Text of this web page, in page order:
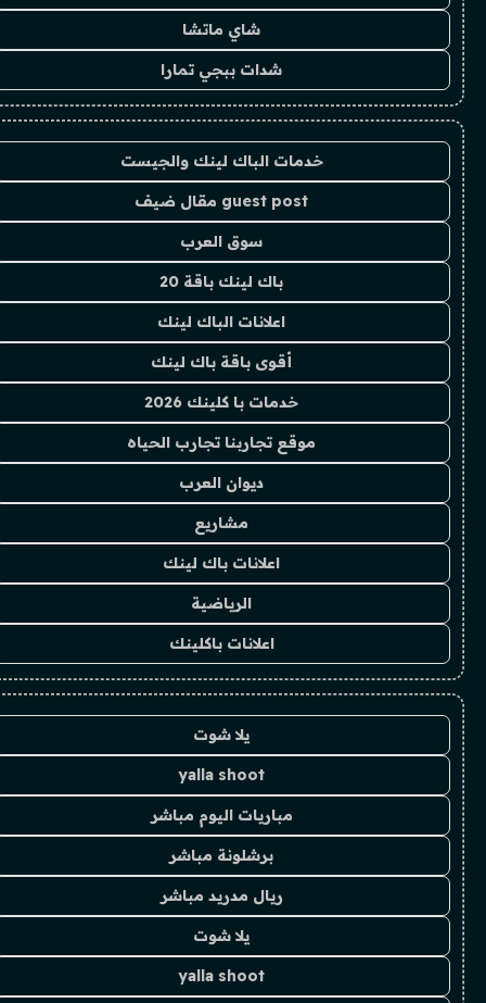
شاي ماتشا
شدات ببجي تمارا
خدمات الباك لينك والجيست
guest post مقال ضيف
سوق العرب
باك لينك باقة 20
اعلانات الباك لينك
أقوى باقة باك لينك
خدمات با كلينك 2026
موقع تجاربنا تجارب الحياه
ديوان العرب
مشاريع
اعلانات باك لينك
الرياضية
اعلانات باكلينك
يلا شوت
yalla shoot
مباريات اليوم مباشر
برشلونة مباشر
ريال مدريد مباشر
يلا شوت
yalla shoot